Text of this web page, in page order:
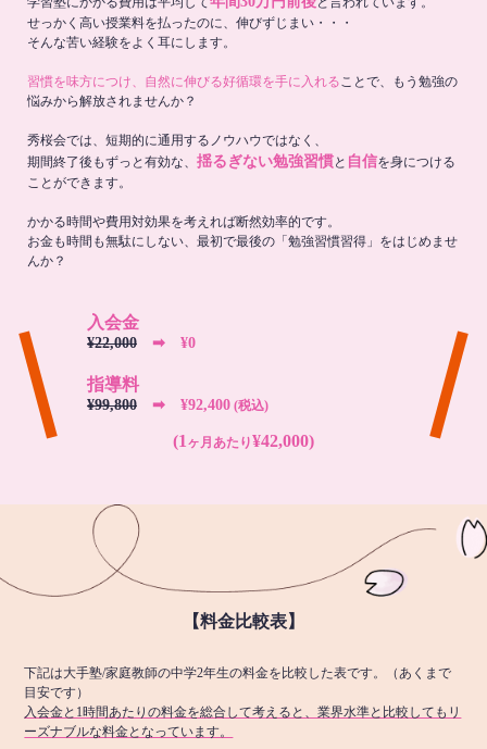
せっかく高い授業料を払ったのに、伸びずじまい・・・
そんな苦い経験をよく耳にします。
習慣を味方につけ、自然に伸びる好循環を手に入れることで、もう勉強の
悩みから解放されませんか？
秀桜会では、短期的に通用するノウハウではなく、
期間終了後もずっと有効な、 揺るぎない勉強習慣と 自信を身につける
ことができます。
かかる時間や費用対効果を考えれば断然効率的です。
お金も時間も無駄にしない、最初で最後の「勉強習慣習得」をはじめませ
んか？
入会金
¥22,000 ➡︎ ¥0
指導料
¥99,800 ➡︎ ¥92,400 (税込)
(1 ヶ月あたり¥42,000)
【料金比較表】
下記は大手塾/家庭教師の中学2年生の料金を比較した表です。（あくまで
目安です）
入会金と1時間あたりの料金を総合して考えると、業界水準と比較してもリ
ーズナブルな料金となっています。